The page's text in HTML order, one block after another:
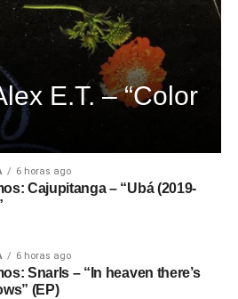
E.T. – “Color
6 horas ago
Cajupitanga – “Ubá (2019-
6 horas ago
Snarls – “In heaven there’s
(EP)